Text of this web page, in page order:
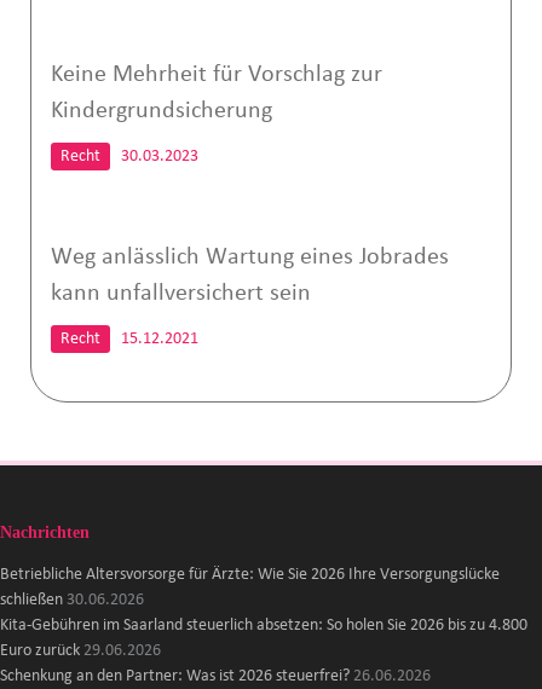
Keine Mehrheit für Vorschlag zur
Kindergrundsicherung
Recht 30.03.2023
Weg anlässlich Wartung eines Jobrades
kann unfallversichert sein
Recht 15.12.2021
Nachrichten
Betriebliche Altersvorsorge für Ärzte: Wie Sie 2026 Ihre Versorgungslücke
schließen 30.06.2026
Kita-Gebühren im Saarland steuerlich absetzen: So holen Sie 2026 bis zu 4.800
Euro zurück 29.06.2026
Schenkung an den Partner: Was ist 2026 steuerfrei? 26.06.2026